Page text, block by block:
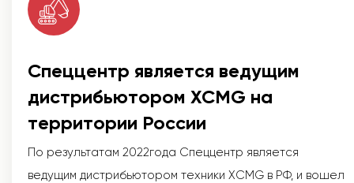
Спеццентр является ведущим
дистрибьютором XCMG на
территории России
По результатам 2022года Спеццентр является
ведущим дистрибьютором техники XCMG в РФ, и вошел